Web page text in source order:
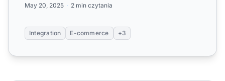
May 20, 2025 2 min czytania
Integration E-commerce +3